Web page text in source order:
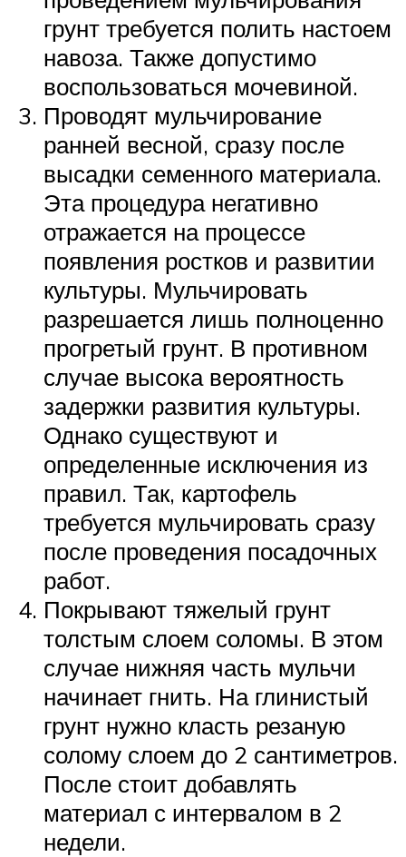
грунт требуется полить настоем
навоза. Также допустимо
воспользоваться мочевиной.
Проводят мульчирование
ранней весной, сразу после
высадки семенного материала.
Эта процедура негативно
отражается на процессе
появления ростков и развитии
культуры. Мульчировать
разрешается лишь полноценно
прогретый грунт. В противном
случае высока вероятность
задержки развития культуры.
Однако существуют и
определенные исключения из
правил. Так, картофель
требуется мульчировать сразу
после проведения посадочных
работ.
Покрывают тяжелый грунт
толстым слоем соломы. В этом
случае нижняя часть мульчи
начинает гнить. На глинистый
грунт нужно класть резаную
солому слоем до 2 сантиметров.
После стоит добавлять
материал с интервалом в 2
недели.